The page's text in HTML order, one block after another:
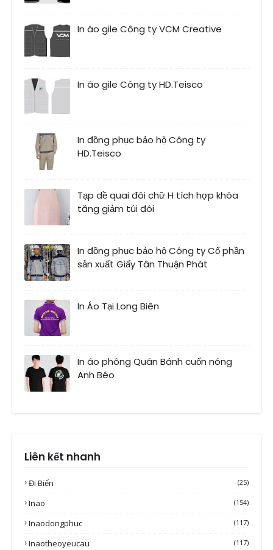
In áo gile Công ty VCM Creative
In áo gile Công ty HD.Teisco
In đồng phục bảo hộ Công ty
HD.Teisco
Tạp dề quai đôi chữ H tích hợp khóa
tăng giảm túi đôi
In đồng phục bảo hộ Công ty Cổ phần
sản xuất Giấy Tân Thuận Phát
In Áo Tại Long Biên
In áo phông Quán Bánh cuốn nóng
Anh Béo
Liên kết nhanh
Đi Biển (25)
Inao (154)
Inaodongphuc (117)
Inaotheoyeucau (117)